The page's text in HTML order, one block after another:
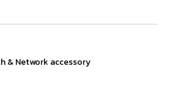
& Network accessory